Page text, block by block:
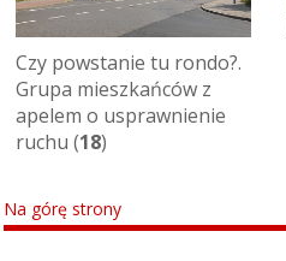
Czy powstanie tu rondo?.
Grupa mieszkańców z
apelem o usprawnienie
ruchu (18)
Na górę strony